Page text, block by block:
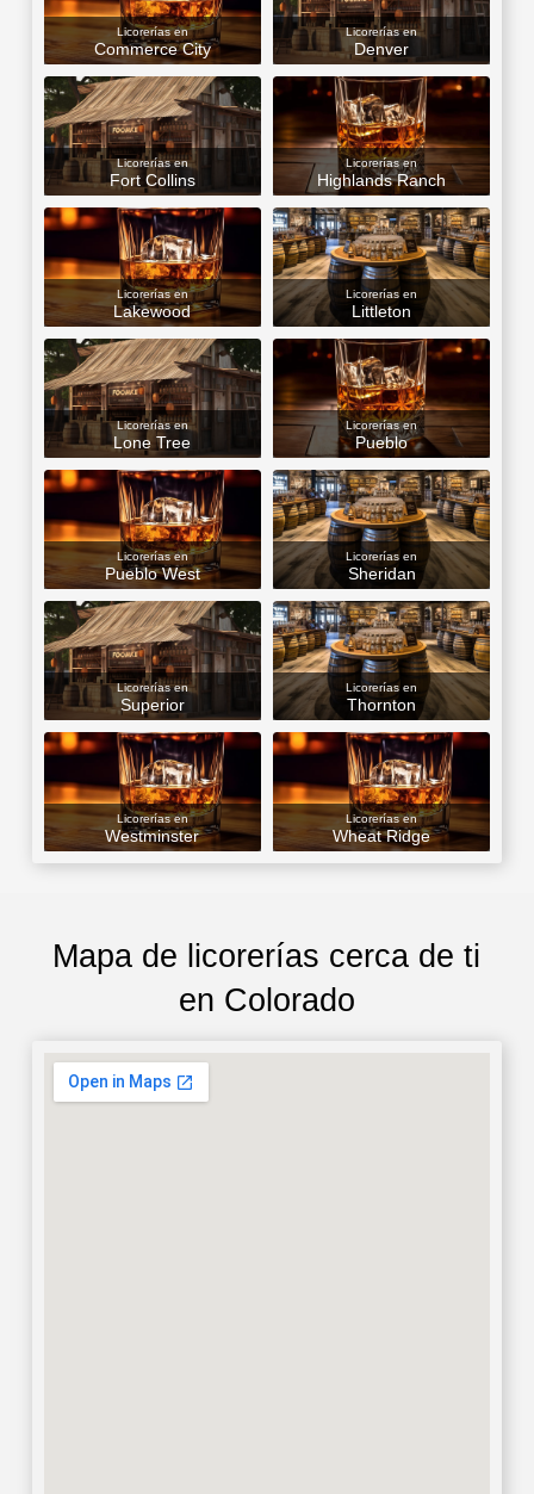
Licorerías en
Commerce City
Licorerías en
Denver
Licorerías en
Fort Collins
Licorerías en
Highlands Ranch
Licorerías en
Lakewood
Licorerías en
Littleton
Licorerías en
Lone Tree
Licorerías en
Pueblo
Licorerías en
Pueblo West
Licorerías en
Sheridan
Licorerías en
Superior
Licorerías en
Thornton
Licorerías en
Westminster
Licorerías en
Wheat Ridge
Mapa de licorerías cerca de ti
en Colorado